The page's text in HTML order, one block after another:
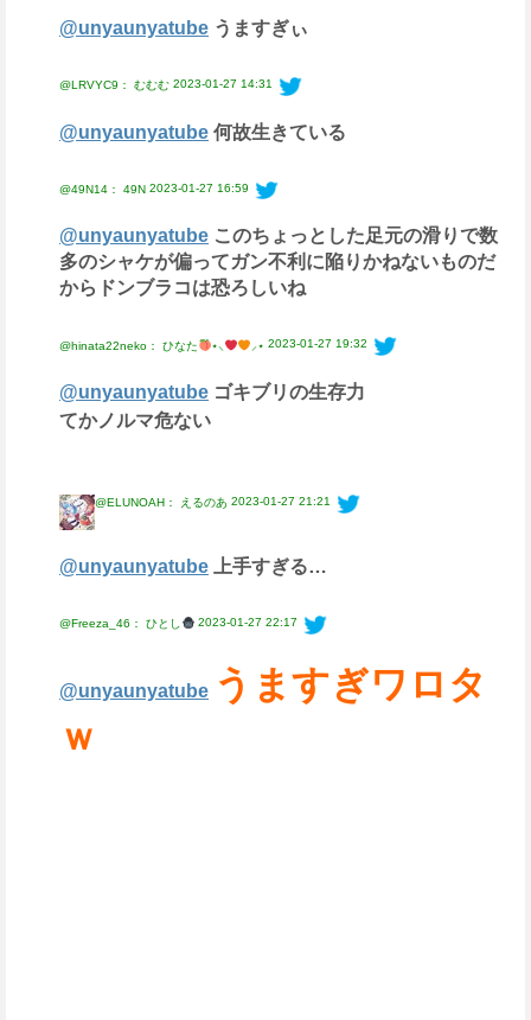
@unyaunyatube うますぎぃ
@LRVYC9： むむむ 2023-01-27 14:31
@unyaunyatube 何故生きている
@49N14： 49N 2023-01-27 16:59
@unyaunyatube このちょっとした足元の滑りで数
多のシャケが偏ってガン不利に陥りかねないものだ
からドンブラコは恐ろしいね
@hinata22neko： ひなた ⋆⸜ ⸝‍⋆ 2023-01-27 19:32
@unyaunyatube ゴキブリの生存力
てかノルマ危ない
@ELUNOAH： えるのあ 2023-01-27 21:21
@unyaunyatube 上手すぎる…
@Freeza_46： ひとし 2023-01-27 22:17
@unyaunyatube うますぎワロタ
ｗ